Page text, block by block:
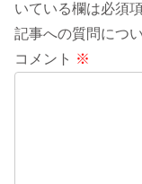
いている欄は必須
記事への質問につ
コメント ※